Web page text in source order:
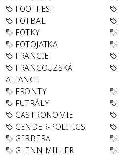
FOOTFEST
FOTBAL
FOTKY
FOTOJATKA
FRANCIE
FRANCOUZSKÁ
ALIANCE
FRONTY
FUTRÁLY
GASTRONOMIE
GENDER-POLITICS
GERBERA
GLENN MILLER